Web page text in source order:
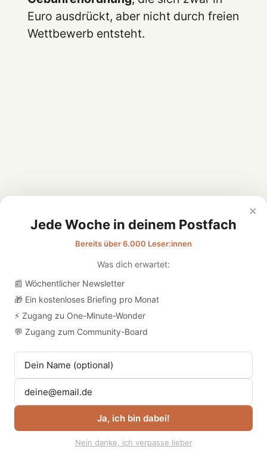
Euro ausdrückt, aber nicht durch freien
Wettbewerb entsteht.
Die Logik läuft grob so:
×
Jede Woche in deinem Postfach
Bereits über 6.000 Leser:innen
Was dich erwartet:
📰 Wöchentlicher Newsletter
🎁 Ein kostenloses Briefing pro Monat
⚡ Zugang zu One-Minute-Wonder
💬 Zugang zum Community-Board
Ja, ich bin dabei!
Nein danke, ich verpasse lieber